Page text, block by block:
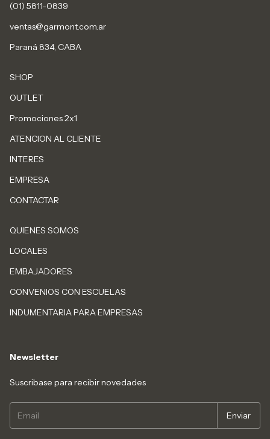
(01) 5811-0839
ventas@garmont.com.ar
Paraná 834, CABA
SHOP
OUTLET
Promociones 2x1
ATENCION AL CLIENTE
INTERES
EMPRESA
CONTACTAR
QUIENES SOMOS
LOCALES
EMBAJADORES
CONVENIOS CON ESCUELAS
INDUMENTARIA PARA EMPRESAS
Newsletter
Suscribase para recibir novedades